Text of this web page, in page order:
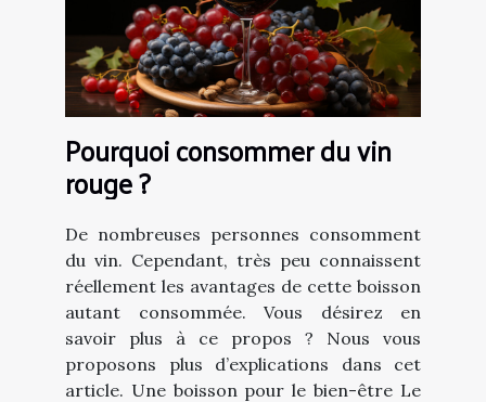
Pourquoi consommer du vin
rouge ?
De nombreuses personnes consomment
du vin. Cependant, très peu connaissent
réellement les avantages de cette boisson
autant consommée. Vous désirez en
savoir plus à ce propos ? Nous vous
proposons plus d’explications dans cet
article. Une boisson pour le bien-être Le